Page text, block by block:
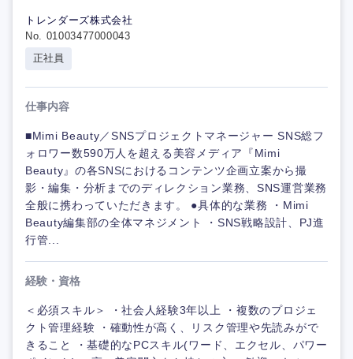
トレンダーズ株式会社
No. 01003477000043
正社員
仕事内容
■Mimi Beauty／SNSプロジェクトマネージャー SNS総フ
ォロワー数590万人を超える美容メディア『Mimi
Beauty』の各SNSにおけるコンテンツ企画立案から撮
影・編集・分析までのディレクション業務、SNS運営業務
全般に携わっていただきます。 ●具体的な業務 ・Mimi
Beauty編集部の全体マネジメント ・SNS戦略設計、PJ進
行管...
経験・資格
＜必須スキル＞ ・社会人経験3年以上 ・複数のプロジェ
クト管理経験 ・確動性が高く、リスク管理や先読みがで
きること ・基礎的なPCスキル(ワード、エクセル、パワー